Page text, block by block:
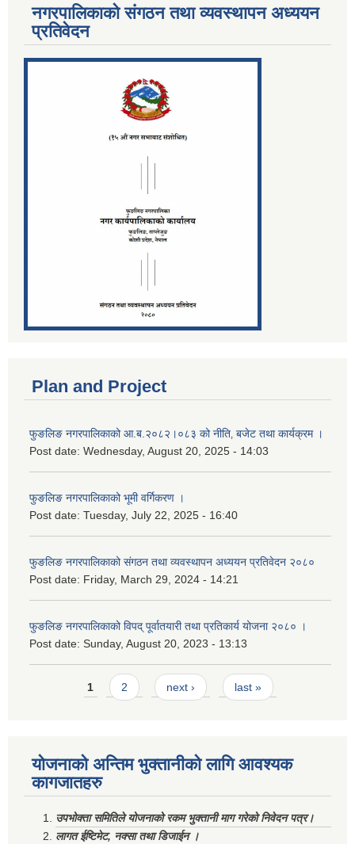
नगरपालिकाको संगठन तथा व्यवस्थापन अध्ययन
प्रतिवेदन
Plan and Project
फुङलिङ नगरपालिकाको आ.ब.२०८२।०८३ को नीति‚ बजेट तथा कार्यक्रम ।
Post date: Wednesday, August 20, 2025 - 14:03
फुङलिङ नगरपालिकाको भूमी वर्गिकरण ।
Post date: Tuesday, July 22, 2025 - 16:40
फुङलिङ नगरपालिकाको संगठन तथा व्यवस्थापन अध्ययन प्रतिवेदन २०८०
Post date: Friday, March 29, 2024 - 14:21
फुङलिङ नगरपालिकाको विपद् पूर्वातयारी तथा प्रतिकार्य योजना २०८० ।
Post date: Sunday, August 20, 2023 - 13:13
Pages1 2 next › last »
योजनाको अन्तिम भुक्तानीको लागि आवश्यक
कागजातहरु
उपभोक्ता समितिले योजनाको रकम भुक्तानी माग गरेको निवेदन पत्र।
लागत ईष्टिमेट, नक्सा तथा डिजाईन ।